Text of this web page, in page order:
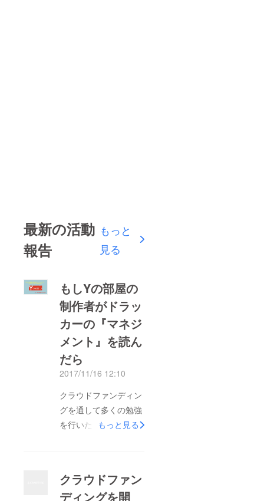
最新の活動
報告
もっと
見る
もしYの部屋の
制作者がドラッ
カーの『マネジ
メント』を読ん
だら
2017/11/16 12:10
クラウドファンディン
グを通して多くの勉強
を行いたいので、岩崎
『マネジメント』を読
んだら」のパロディー
もっと見る
クラウドファン
ディングを開